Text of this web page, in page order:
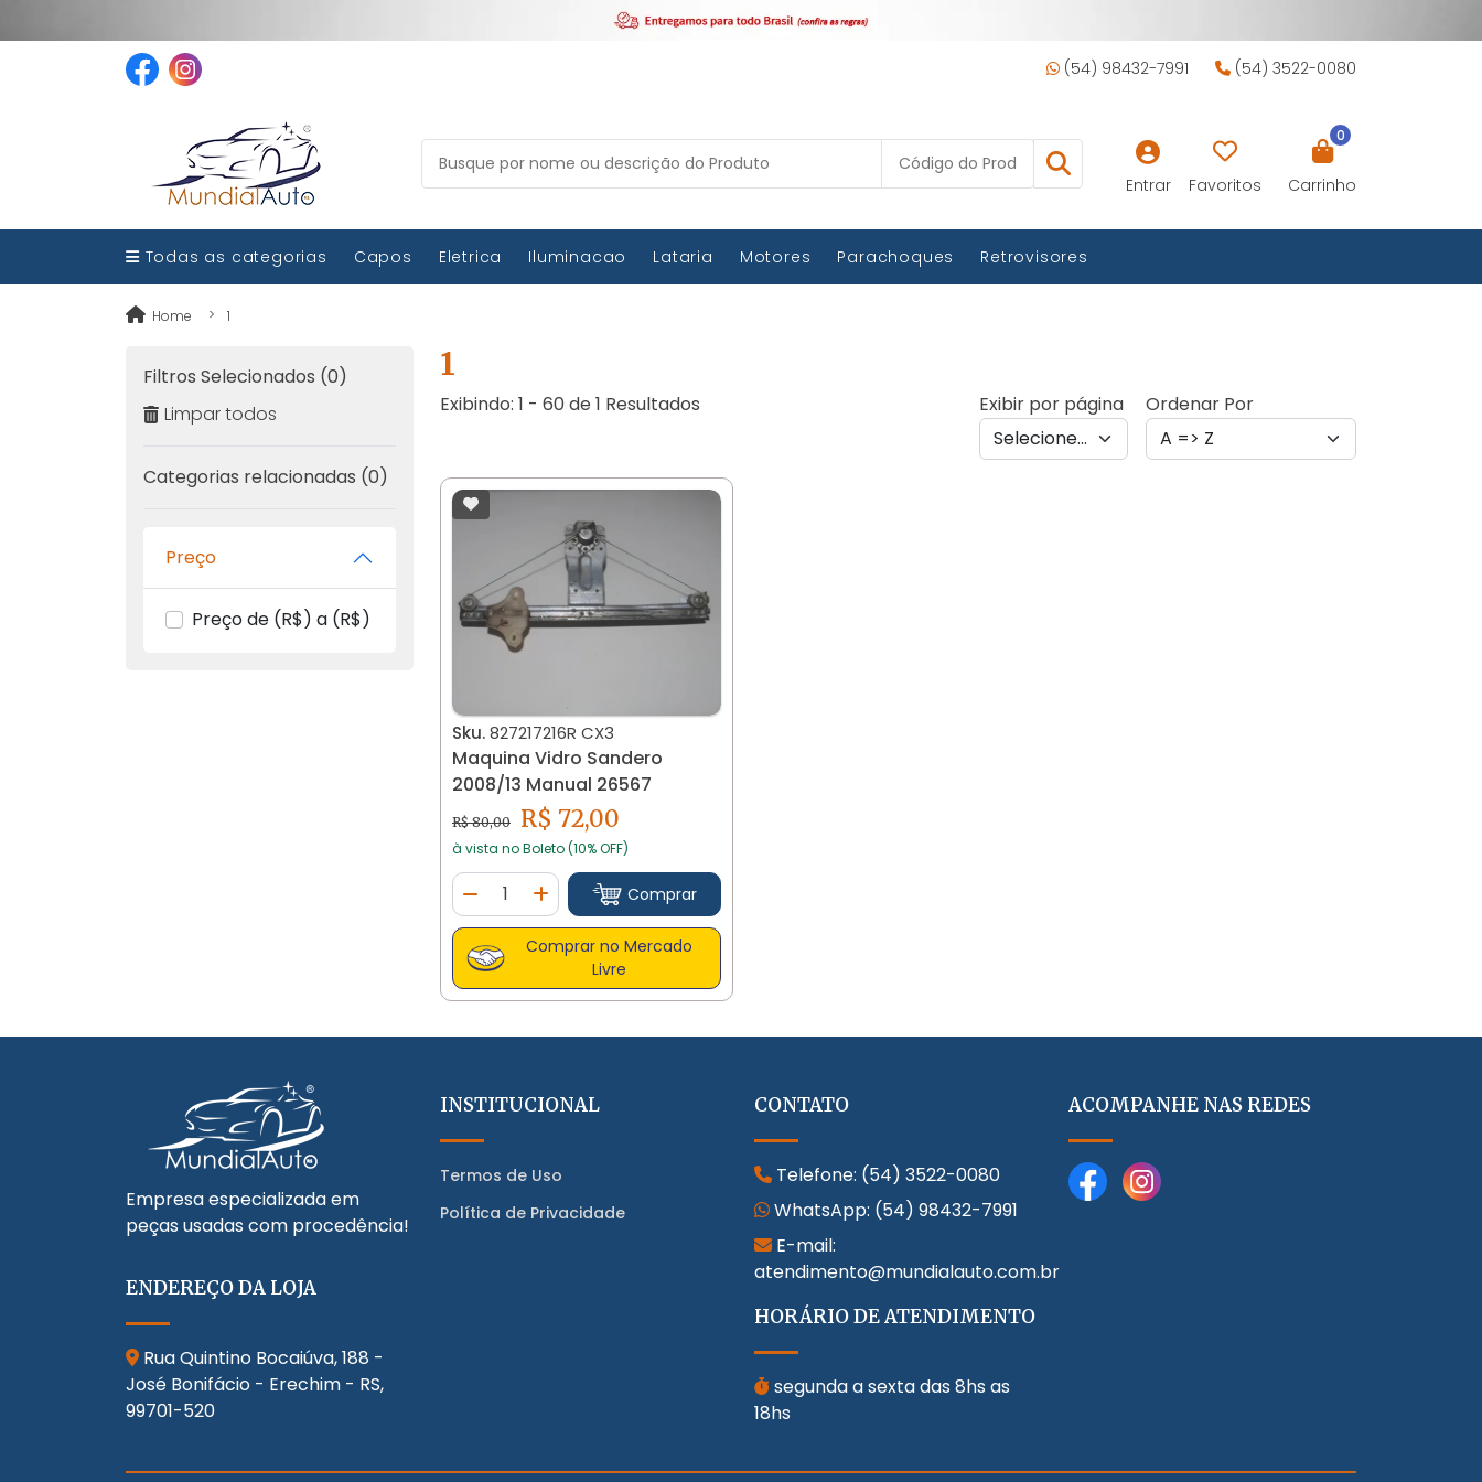
(54) 98432-7991 (54) 3522-0080
Entrar Favoritos
0
Carrinho
Todas as categorias Capos Eletrica Iluminacao Lataria Motores Parachoques Retrovisores
Home 1
Filtros Selecionados (0)
Limpar todos
Categorias relacionadas (0)
Preço
Preço de (R$) a (R$)
1
Exibindo: 1 - 60 de 1 Resultados Exibir por página Ordenar Por
Sku.827217216R CX3
Maquina Vidro Sandero
2008/13 Manual 26567
R$ 80,00 R$ 72,00
à vista no Boleto (10% OFF)
Diminuir Quantidade
Quantidade
Adicionar Quantidade
Comprar
Comprar no Mercado
Livre
Empresa especializada em
peças usadas com procedência!
ENDEREÇO DA LOJA
Rua Quintino Bocaiúva, 188 -
José Bonifácio - Erechim - RS,
99701-520
INSTITUCIONAL
Termos de Uso
Política de Privacidade
CONTATO
Telefone: (54) 3522-0080
WhatsApp: (54) 98432-7991
E-mail:
atendimento@mundialauto.com.br
HORÁRIO DE ATENDIMENTO
segunda a sexta das 8hs as
18hs
ACOMPANHE NAS REDES